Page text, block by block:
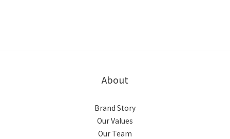
About
Brand Story
Our Values
Our Team